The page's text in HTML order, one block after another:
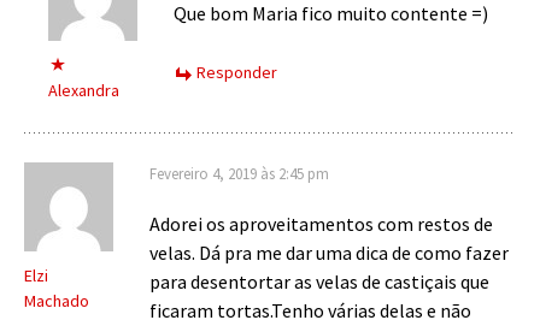
Alexandra
Que bom Maria fico muito contente =)
Responder
Elzi
Machado
Fevereiro 4, 2019 às 2:45 pm
Adorei os aproveitamentos com restos de
velas. Dá pra me dar uma dica de como fazer
para desentortar as velas de castiçais que
ficaram tortas.Tenho várias delas e não